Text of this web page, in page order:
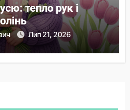
тепло рук і
Лип 21, 2026